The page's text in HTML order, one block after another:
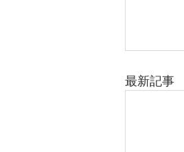
最新記事